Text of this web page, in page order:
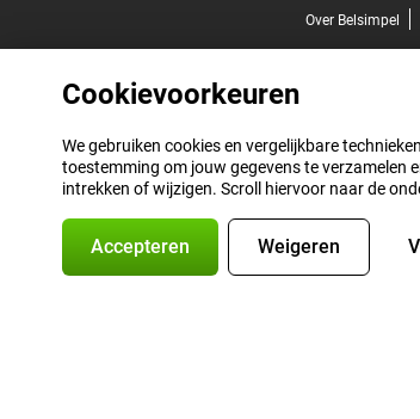
Over Belsimpel
Cookievoorkeuren
We gebruiken cookies en vergelijkbare
toestemming om jouw gegevens te verzamelen
intrekken of wijzigen. Scroll hiervoor naar de
Accepteren Weigeren